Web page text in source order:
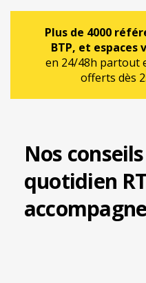
Plus de 4000
BTP, et espaces
en 24/48h partout
offerts dès
Nos
quotidien
accompagne